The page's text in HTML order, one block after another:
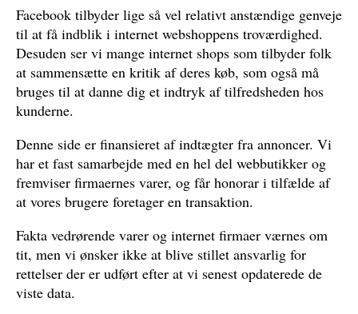
Facebook tilbyder lige så vel relativt anstændige genveje
til at få indblik i internet webshoppens troværdighed.
Desuden ser vi mange internet shops som tilbyder folk
at sammensætte en kritik af deres køb, som også må
bruges til at danne dig et indtryk af tilfredsheden hos
kunderne.
Denne side er finansieret af indtægter fra annoncer. Vi
har et fast samarbejde med en hel del webbutikker og
fremviser firmaernes varer, og får honorar i tilfælde af
at vores brugere foretager en transaktion.
Fakta vedrørende varer og internet firmaer værnes om
tit, men vi ønsker ikke at blive stillet ansvarlig for
rettelser der er udført efter at vi senest opdaterede de
viste data.